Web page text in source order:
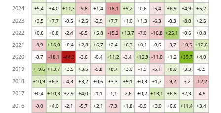
-9,0 +4,0 -2,1 -5,7 +2,1 -7,3 +1,8 -0,9 +3,0 +0,6 +11,4 +3,4
+0,4 +10,3 +2,9 +4,0 -1,1 -1,1 -2,6 +0,2 +13,1 +6,8 +2,3 -4,5
+10,9 +6,3 -4,3 +3,2 +0,6 +3,3 +5,1 +0,3 +1,7 -9,2 -3,2 -12,2
+19,6 +13,7 +3,5 +3,5 -5,8 +8,7 +3,0 -1,9 -5,1 +8,0 +3,3 -0,5
-0,7 -18,1 -44,3 -3,6 -0,4 +11,2 -3,4 +12,9 -11,0 +1,2 +39,7 +4,0
-8,9 +16,0 +0,4 +2,8 +6,7 +2,4 +6,3 +0,1 -0,6 -3,7 -10,5 +12,6
+0,6 +0,8 -2,4 -6,5 +5,8 -15,2 +13,7 -7,0 -10,8 +25,1 +0,6 +0,8
+3,5 +7,7 -0,5 +2,5 -2,9 +7,7 +1,0 +1,3 -6,3 -0,3 +8,0 +2,5
+5,4 +4,0 +11,3 -9,8 +1,4 -18,1 +9,2 -0,6 -5,4 +6,9 +4,9 +5,2
2016
2017
2018
2019
2020
2021
2022
2023
2024